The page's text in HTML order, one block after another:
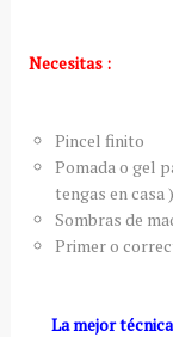
Necesitas :
Pincel finito
Pomada o gel
tengas en casa )
Sombras de
Primer o
La mejor